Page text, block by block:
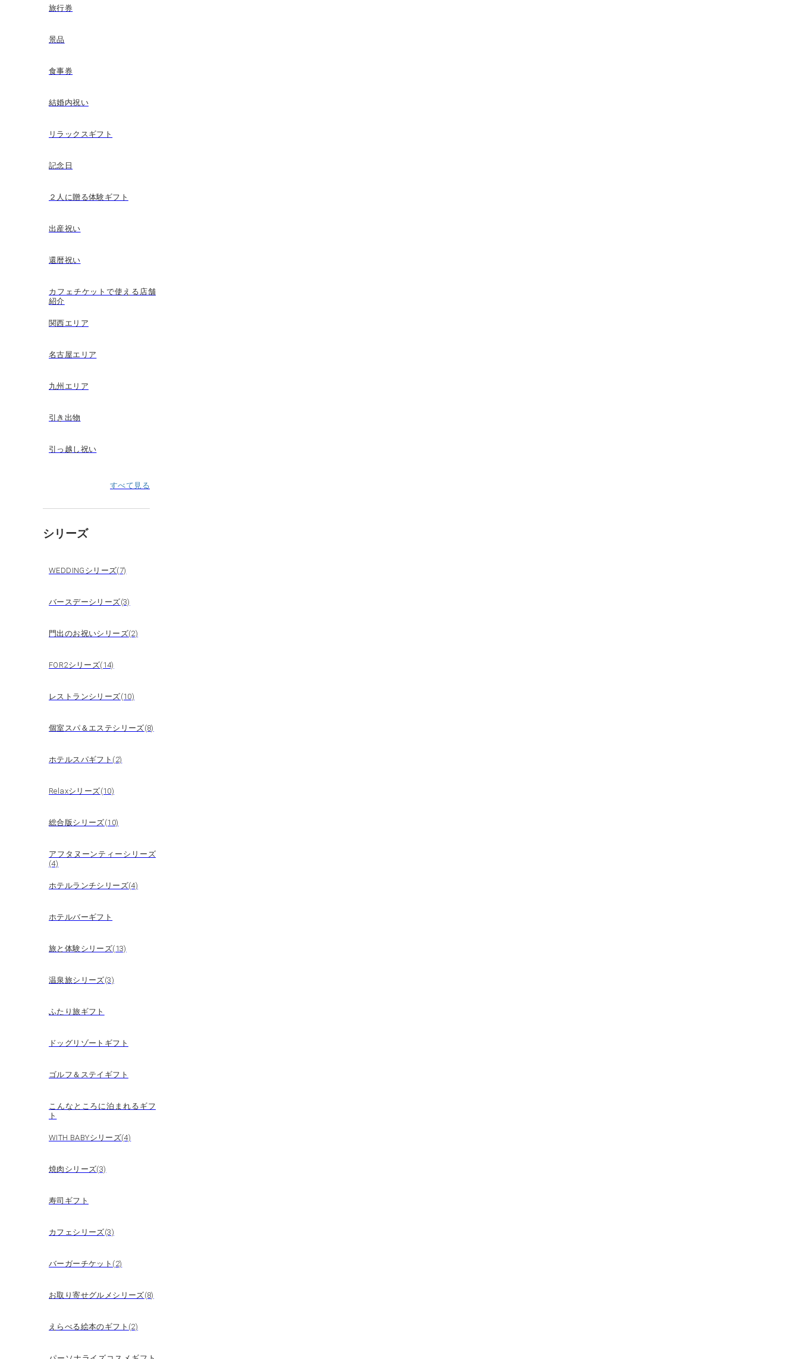
旅行券
景品
食事券
結婚内祝い
リラックスギフト
記念日
２人に贈る体験ギフト
出産祝い
還暦祝い
カフェチケットで使える店舗
紹介
関西エリア
名古屋エリア
九州エリア
引き出物
引っ越し祝い
すべて見る
シリーズ
WEDDINGシリーズ(7)
バースデーシリーズ(3)
門出のお祝いシリーズ(2)
FOR2シリーズ(14)
レストランシリーズ(10)
個室スパ＆エステシリーズ(8)
ホテルスパギフト(2)
Relaxシリーズ(10)
総合版シリーズ(10)
アフタヌーンティーシリーズ
(4)
ホテルランチシリーズ(4)
ホテルバーギフト
旅と体験シリーズ(13)
温泉旅シリーズ(3)
ふたり旅ギフト
ドッグリゾートギフト
ゴルフ＆ステイギフト
こんなところに泊まれるギフ
ト
WITH BABYシリーズ(4)
焼肉シリーズ(3)
寿司ギフト
カフェシリーズ(3)
バーガーチケット(2)
お取り寄せグルメシリーズ(8)
えらべる絵本のギフト(2)